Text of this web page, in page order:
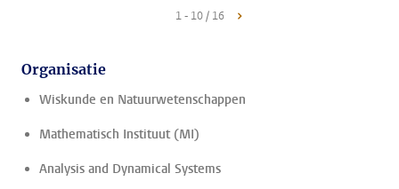
1 - 10 / 16
Organisatie
Wiskunde en Natuurwetenschappen
Mathematisch Instituut (MI)
Analysis and Dynamical Systems